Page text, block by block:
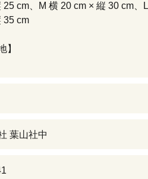
25 cm、M 横 20 cm × 縦 30 cm、
35 cm
】
葉山社中